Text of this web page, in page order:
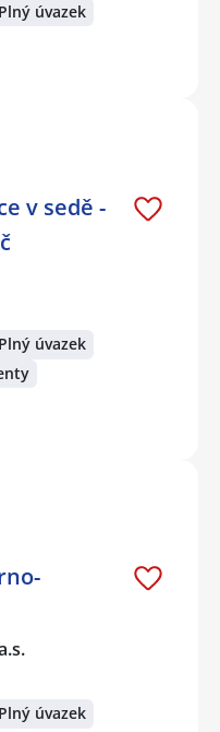
Plný úvazek
v sedě -
Plný úvazek
Plný úvazek